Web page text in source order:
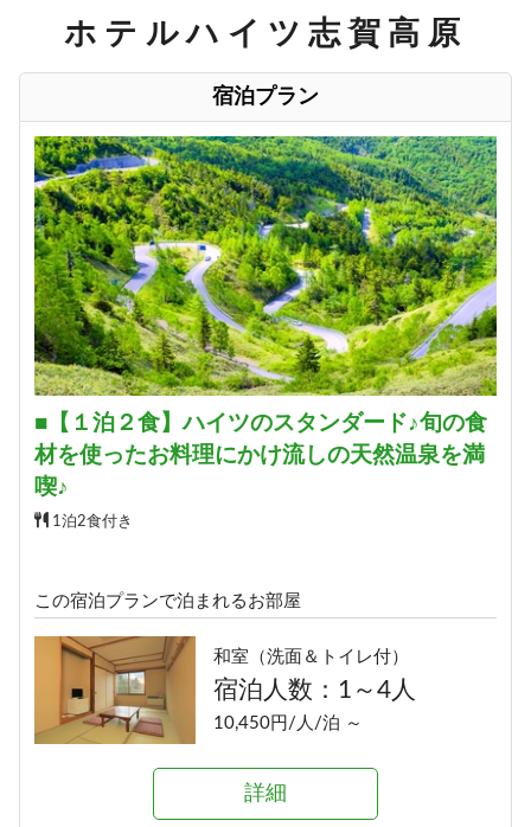
ホテルハイツ志賀高原
宿泊プラン
■【１泊２食】ハイツのスタンダード♪旬の食
材を使ったお料理にかけ流しの天然温泉を満
喫♪
1泊2食付き
この宿泊プランで泊まれるお部屋
和室（洗面＆トイレ付）
宿泊人数：1～4人
10,450円/人/泊 ～
詳細